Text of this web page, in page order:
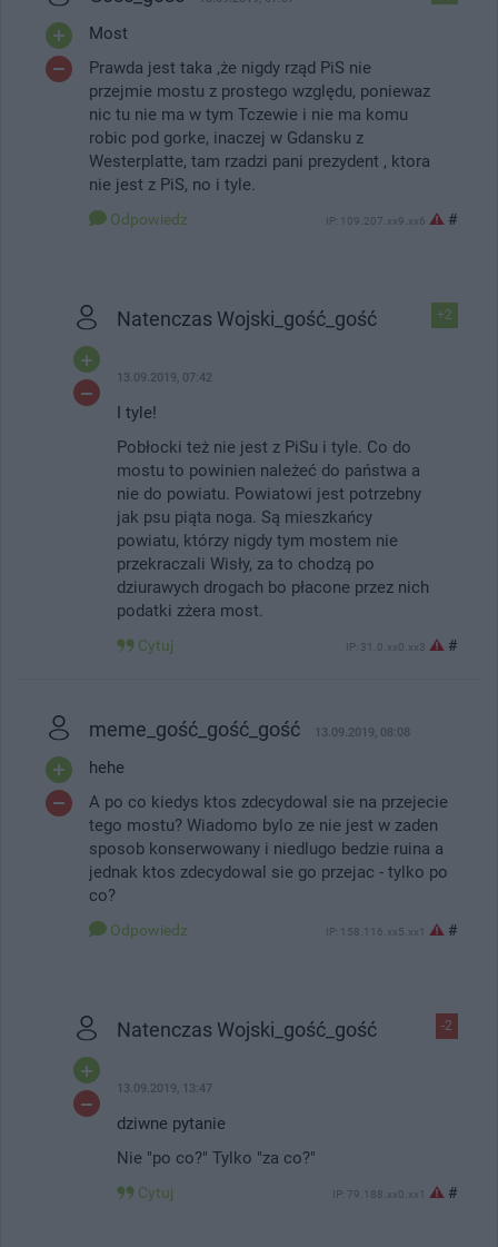
Most
Prawda jest taka ,że nigdy rząd PiS nie
przejmie mostu z prostego względu, poniewaz
nic tu nie ma w tym Tczewie i nie ma komu
robic pod gorke, inaczej w Gdansku z
Westerplatte, tam rzadzi pani prezydent , ktora
nie jest z PiS, no i tyle.
Odpowiedz IP: 109.207.xx9.xx6 #
+2
Natenczas Wojski_gość_gość
13.09.2019, 07:42
I tyle!
Pobłocki też nie jest z PiSu i tyle. Co do
mostu to powinien należeć do państwa a
nie do powiatu. Powiatowi jest potrzebny
jak psu piąta noga. Są mieszkańcy
powiatu, którzy nigdy tym mostem nie
przekraczali Wisły, za to chodzą po
dziurawych drogach bo płacone przez nich
podatki zżera most.
Cytuj IP: 31.0.xx0.xx3 #
meme_gość_gość_gość 13.09.2019, 08:08
hehe
A po co kiedys ktos zdecydowal sie na przejecie
tego mostu? Wiadomo bylo ze nie jest w zaden
sposob konserwowany i niedlugo bedzie ruina a
jednak ktos zdecydowal sie go przejac - tylko po
co?
Odpowiedz IP: 158.116.xx5.xx1 #
-2
Natenczas Wojski_gość_gość
13.09.2019, 13:47
dziwne pytanie
Nie "po co?" Tylko "za co?"
Cytuj IP: 79.188.xx0.xx1 #